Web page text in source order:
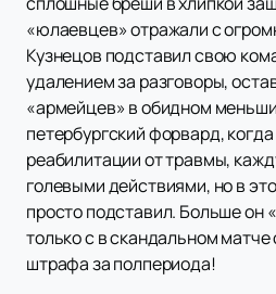
«юлаевцев» отражали с
Кузнецов подставил свою
удалением за разговоры,
«армейцев» в обидном
петербургский форвард,
реабилитации от травмы,
голевыми действиями, но в
просто подставил. Больше он
только с в скандальном
штрафа за полпериода!